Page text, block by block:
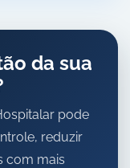
da sua
pode
reduzir
com mais